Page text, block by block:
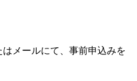
メールにて、事前申込みを